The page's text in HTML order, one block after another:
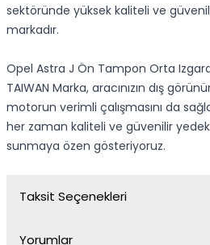
sektöründe yüksek kaliteli ve
markadır.
Opel Astra J Ön Tampon Orta
TAIWAN Marka, aracınızın dış
motorun verimli çalışmasını da
her zaman kaliteli ve güvenilir
sunmaya özen gösteriyoruz.
Taksit Seçenekleri
Yorumlar